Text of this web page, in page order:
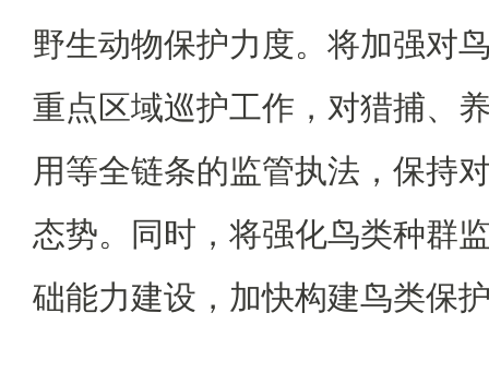
野生动物保护力度。将加强对
重点区域巡护工作，对猎捕、
用等全链条的监管执法，保持
态势。同时，将强化鸟类种群
础能力建设，加快构建鸟类保